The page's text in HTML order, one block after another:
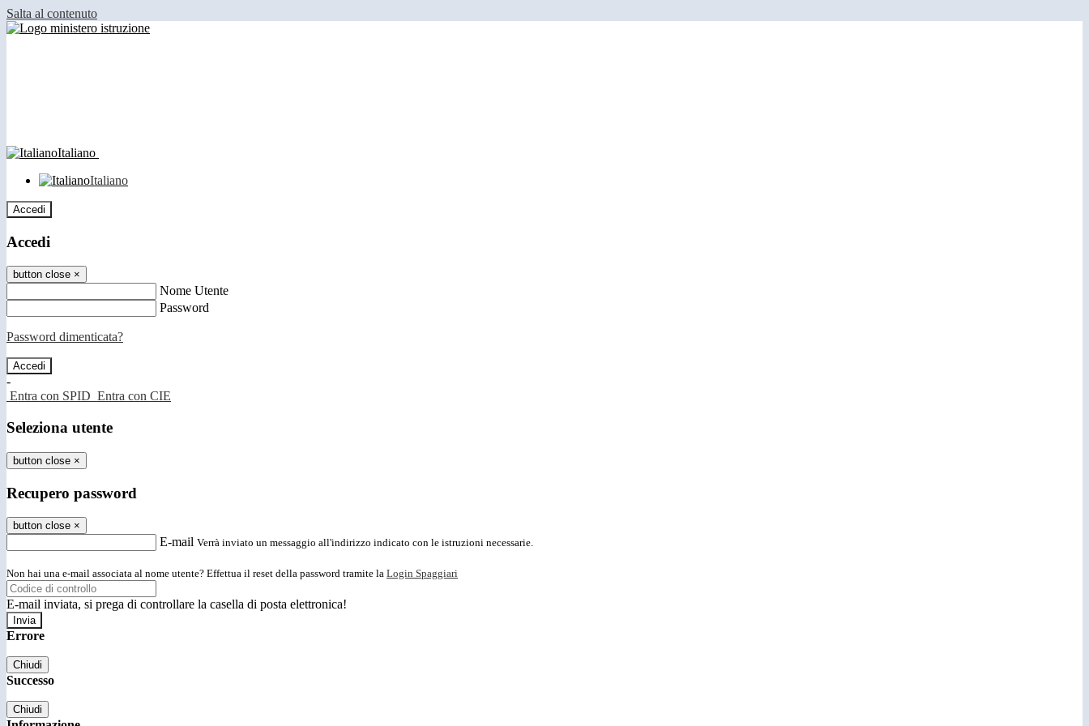
Salta al contenuto
Italiano
Italiano
Accedi
Accedi
button close ×
Nome Utente
Password
Password dimenticata?
-
Entra con SPID Entra con CIE
Seleziona utente
button close ×
Recupero password
button close ×
E-mail Verrà inviato un messaggio all'indirizzo indicato con le istruzioni necessarie.
Non hai una e-mail associata al nome utente? Effettua il reset della password tramite la Login Spaggiari
E-mail inviata, si prega di controllare la casella di posta elettronica!
Errore
Chiudi
Successo
Chiudi